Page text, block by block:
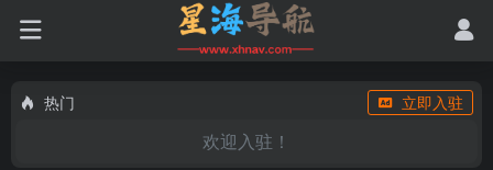
热门 立即入驻
欢迎入驻！